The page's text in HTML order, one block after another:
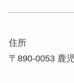
住所
〒890-0053 鹿